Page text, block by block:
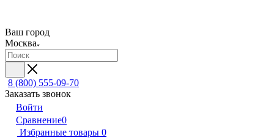
Ваш город
Москва
8 (800) 555-09-70
Заказать звонок
Войти
Сравнение0
Избранные товары 0